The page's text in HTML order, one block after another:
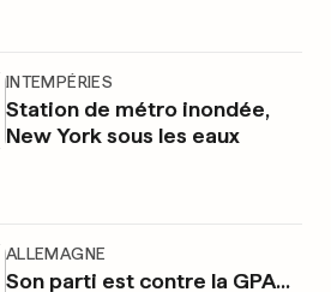
INTEMPÉRIES
Station de métro inondée,
New York sous les eaux
ALLEMAGNE
Son parti est contre la GPA...